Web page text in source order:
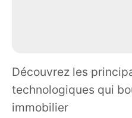
Découvrez les
technologiques qui
immobilier